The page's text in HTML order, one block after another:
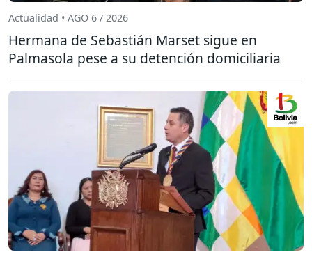
Actualidad • AGO 6 / 2026
Hermana de Sebastián Marset sigue en
Palmasola pese a su detención domiciliaria